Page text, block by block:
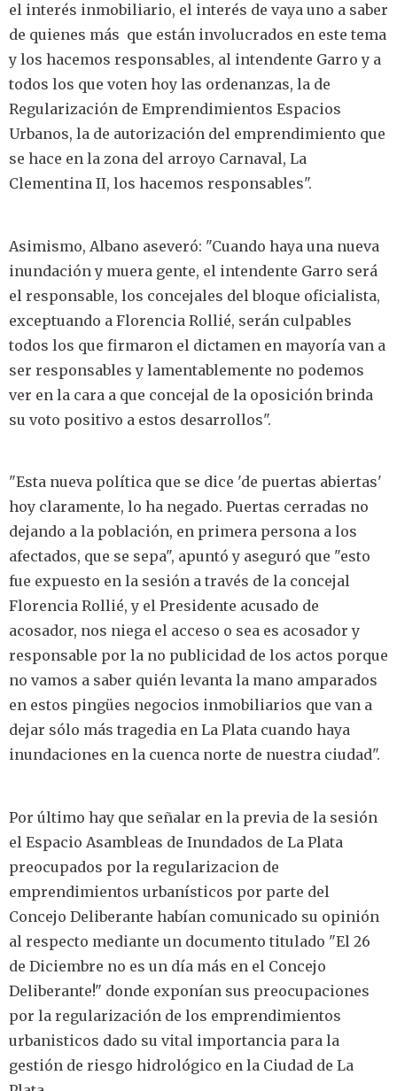
el interés inmobiliario, el interés de vaya uno a saber
de quienes más que están involucrados en este tema
y los hacemos responsables, al intendente Garro y a
todos los que voten hoy las ordenanzas, la de
Regularización de Emprendimientos Espacios
Urbanos, la de autorización del emprendimiento que
se hace en la zona del arroyo Carnaval, La
Clementina II, los hacemos responsables".
Asimismo, Albano aseveró: "Cuando haya una nueva
inundación y muera gente, el intendente Garro será
el responsable, los concejales del bloque oficialista,
exceptuando a Florencia Rollié, serán culpables
todos los que firmaron el dictamen en mayoría van a
ser responsables y lamentablemente no podemos
ver en la cara a que concejal de la oposición brinda
su voto positivo a estos desarrollos".
"Esta nueva política que se dice 'de puertas abiertas'
hoy claramente, lo ha negado. Puertas cerradas no
dejando a la población, en primera persona a los
afectados, que se sepa", apuntó y aseguró que "esto
fue expuesto en la sesión a través de la concejal
Florencia Rollié, y el Presidente acusado de
acosador, nos niega el acceso o sea es acosador y
responsable por la no publicidad de los actos porque
no vamos a saber quién levanta la mano amparados
en estos pingües negocios inmobiliarios que van a
dejar sólo más tragedia en La Plata cuando haya
inundaciones en la cuenca norte de nuestra ciudad".
Por último hay que señalar en la previa de la sesión
el Espacio Asambleas de Inundados de La Plata
preocupados por la regularizacion de
emprendimientos urbanísticos por parte del
Concejo Deliberante habían comunicado su opinión
al respecto mediante un documento titulado "El 26
de Diciembre no es un día más en el Concejo
Deliberante!" donde exponían sus preocupaciones
por la regularización de los emprendimientos
urbanisticos dado su vital importancia para la
gestión de riesgo hidrológico en la Ciudad de La